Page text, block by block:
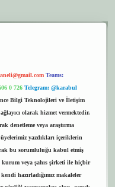
Teams:
0 726 Telegram: @karabul
Bilgi Teknolojileri ve İletişim
olarak hizmet vermektedir.
denetleme veya araştırma
yazdıkları içeriklerin
bu sorumluluğu kabul etmiş
veya şahıs şirketi ile hiçbir
hazırladığımız makaleler